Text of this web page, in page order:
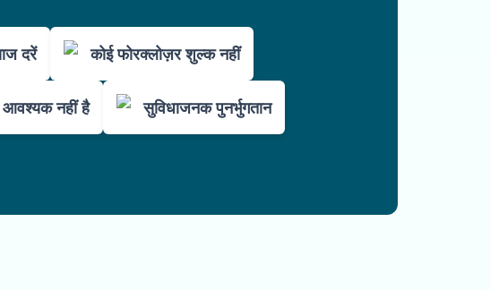
दरें कोई फोरक्लोज़र शुल्क नहीं
आवश्यक नहीं है सुविधाजनक पुनर्भुगतान